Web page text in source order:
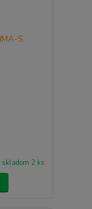
skladom 2 ks